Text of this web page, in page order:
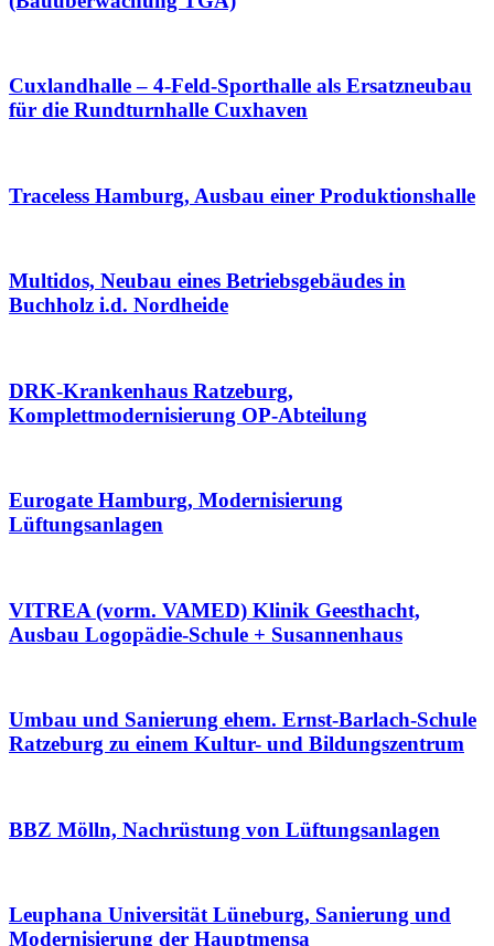
Cuxlandhalle – 4-Feld-Sporthalle als Ersatzneubau
für die Rundturnhalle Cuxhaven
Traceless Hamburg, Ausbau einer Produktionshalle
Multidos, Neubau eines Betriebsgebäudes in
Buchholz i.d. Nordheide
DRK-Krankenhaus Ratzeburg,
Komplettmodernisierung OP-Abteilung
Eurogate Hamburg, Modernisierung
Lüftungsanlagen
VITREA (vorm. VAMED) Klinik Geesthacht,
Ausbau Logopädie-Schule + Susannenhaus
Umbau und Sanierung ehem. Ernst-Barlach-Schule
Ratzeburg zu einem Kultur- und Bildungszentrum
BBZ Mölln, Nachrüstung von Lüftungsanlagen
Leuphana Universität Lüneburg, Sanierung und
Modernisierung der Hauptmensa